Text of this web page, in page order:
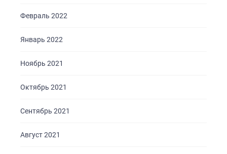
Февраль 2022
Январь 2022
Ноябрь 2021
Октябрь 2021
Сентябрь 2021
Август 2021